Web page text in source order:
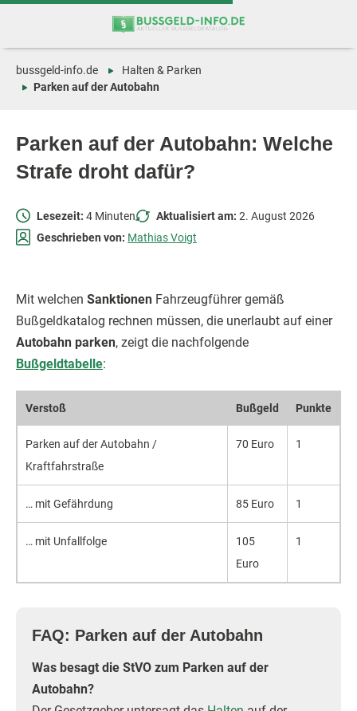
Zum
Zur
Parken auf der Autobahn: Welche
Strafe droht dafür?
bussgeld-info.de
Halten & Parken
Parken auf der Autobahn
Lesezeit: 4 Minuten Aktualisiert am: 2. August 2026
Geschrieben von: Mathias Voigt
Mit welchen Sanktionen Fahrzeugführer gemäß
Bußgeldkatalog rechnen müssen, die unerlaubt auf einer
Autobahn parken, zeigt die nachfolgende
Bußgeldtabelle:
Verstoß Bußgeld Punkte
Parken auf der Autobahn /
Kraftfahrstraße
70 Euro 1
… mit Gefährdung 85 Euro 1
… mit Unfallfolge
105
Euro
1
FAQ: Parken auf der Autobahn
Was besagt die StVO zum Parken auf der
Autobahn?